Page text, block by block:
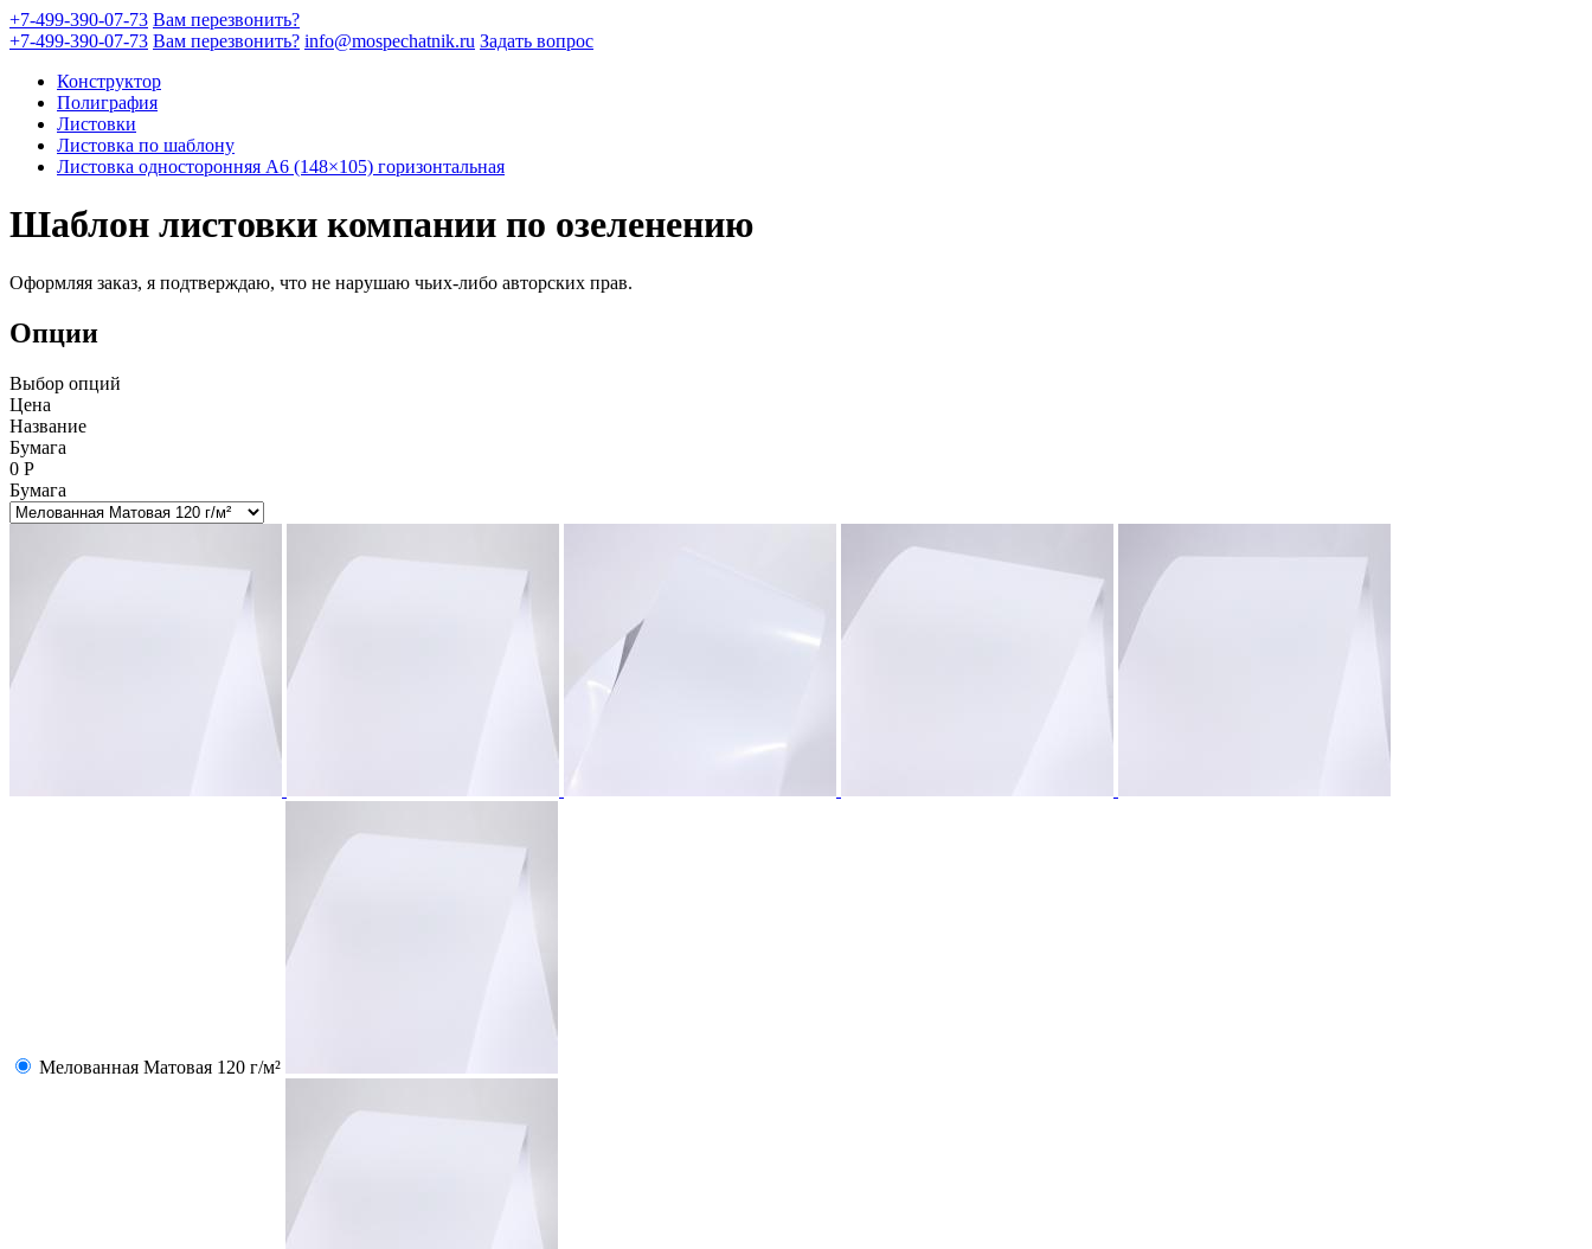
+7-499-390-07-73 Вам перезвонить?
+7-499-390-07-73 Вам перезвонить? info@mospechatnik.ru Задать вопрос
Конструктор
Полиграфия
Листовки
Листовка по шаблону
Листовка односторонняя A6 (148×105) горизонтальная
Шаблон листовки компании по озеленению
Оформляя заказ, я подтверждаю, что не нарушаю чьих-либо авторских прав.
Опции
Выбор опций
Цена
Название
Бумага
0 Р
Бумага
Мелованная Матовая 120 г/м²